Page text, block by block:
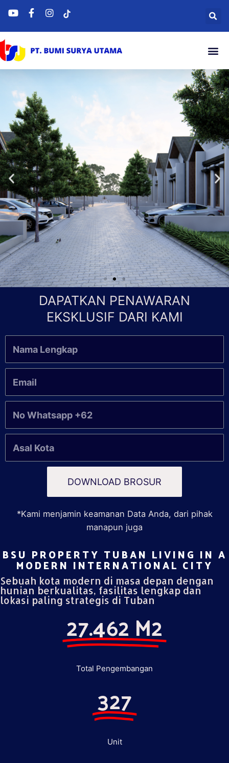
DAPATKAN PENAWARAN
EKSKLUSIF DARI KAMI
DOWNLOAD BROSUR
*Kami menjamin keamanan Data Anda, dari pihak
manapun juga
BSU PROPERTY TUBAN LIVING IN A
MODERN INTERNATIONAL CITY​
Sebuah kota modern di masa depan dengan
hunian berkualitas, fasilitas lengkap dan
lokasi paling strategis di Tuban
27.462 M2
Total Pengembangan
327
Unit